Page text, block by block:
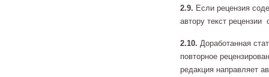
2.9. Если рецензия
автору текст рецензии
2.10. Доработанная
повторное
редакция направляет